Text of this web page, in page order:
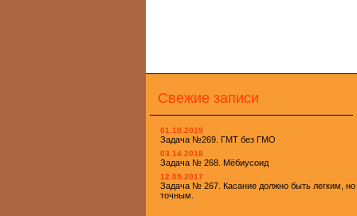
Свежие записи
01.10.2019
Задача №269. ГМТ без ГМО
03.14.2018
Задача № 268. Мёбиусоид
12.05.2017
Задача № 267. Касание должно быть легким, но
точным.